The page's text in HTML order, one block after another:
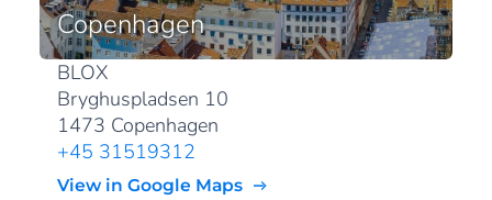
Copenhagen
BLOX
Bryghuspladsen 10
1473 Copenhagen
+45 31519312
View in Google Maps